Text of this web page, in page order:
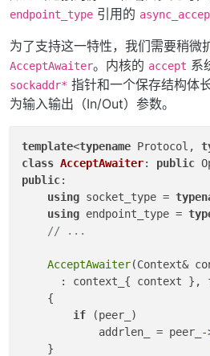
endpoint_type 引用的
为了支持这一特性，我们需要稍微
AcceptAwaiter。内核的 accept 系
sockaddr* 指针和一个保存结构体
为输入输出（In/Out）参数。
template<typename Protocol,
class AcceptAwaiter: public
public:
using socket_type =
using endpoint_type =
// ...
AcceptAwaiter(Context&
: context_{ context },
    {
if (peer_)
addrlen_ = peer_-
    }